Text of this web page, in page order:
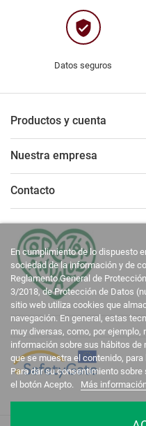
verified_user
Datos seguros
Productos y cuenta
Nuestra empresa
Contacto
En cumplimiento de lo dispuesto
sociedad de la información y de
Reglamento General de
3/2018, de Protección de Datos
sitio web utiliza cookies que
navegación. En general, estas
muy diversas, como, por
información sobre sus hábitos de
que se muestra el contenido,
Para dar su consentimiento
el botón Acepto.
Más